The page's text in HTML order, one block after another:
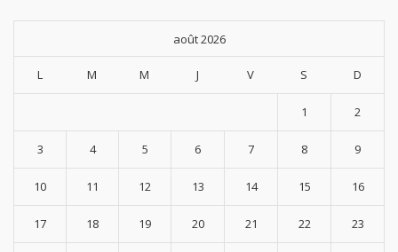
août 2026
L M M J V S D
1 2
3 4 5 6 7 8 9
10 11 12 13 14 15 16
17 18 19 20 21 22 23